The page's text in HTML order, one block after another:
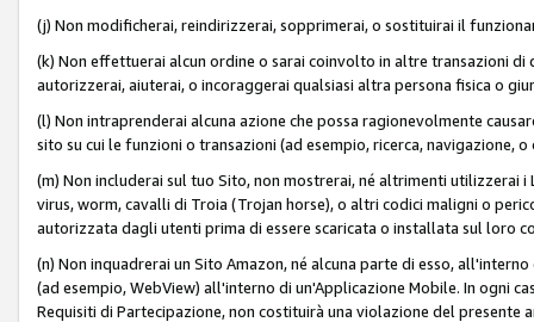
(j) Non modificherai, reindirizzerai, sopprimerai, o sostituirai il
(k) Non effettuerai alcun ordine o sarai coinvolto in altre transazioni
autorizzerai, aiuterai, o incoraggerai qualsiasi altra persona fisica o
(l) Non intraprenderai alcuna azione che possa ragionevolmente
sito su cui le funzioni o transazioni (ad esempio, ricerca, navigazione,
(m) Non includerai sul tuo Sito, non mostrerai, né altrimenti utilizzerai
virus, worm, cavalli di Troia (Trojan horse), o altri codici maligni o
autorizzata dagli utenti prima di essere scaricata o installata sul loro
(n) Non inquadrerai un Sito Amazon, né alcuna parte di esso,
(ad esempio, WebView) all'interno di un'Applicazione Mobile. In ogni
Requisiti di Partecipazione, non costituirà una violazione del presente